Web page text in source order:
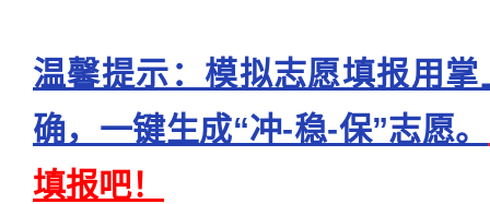
温馨提示：模拟志愿填报用
确，一键生成“冲-稳-保”志愿。
填报吧！